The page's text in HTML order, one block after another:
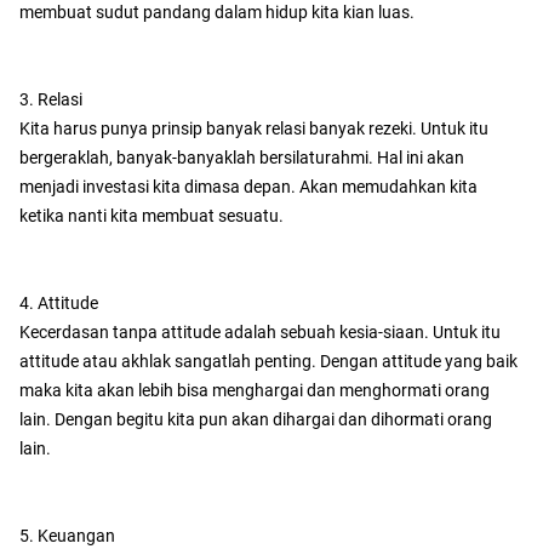
membuat sudut pandang dalam hidup kita kian luas.
3. Relasi
Kita harus punya prinsip banyak relasi banyak rezeki. Untuk itu
bergeraklah, banyak-banyaklah bersilaturahmi. Hal ini akan
menjadi investasi kita dimasa depan. Akan memudahkan kita
ketika nanti kita membuat sesuatu.
4. Attitude
Kecerdasan tanpa attitude adalah sebuah kesia-siaan. Untuk itu
attitude atau akhlak sangatlah penting. Dengan attitude yang baik
maka kita akan lebih bisa menghargai dan menghormati orang
lain. Dengan begitu kita pun akan dihargai dan dihormati orang
lain.
5. Keuangan